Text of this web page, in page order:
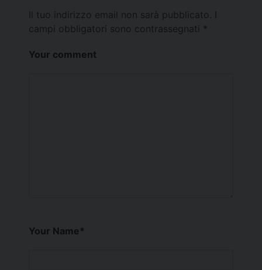
Il tuo indirizzo email non sarà pubblicato.
campi obbligatori sono contrassegnati *
Your comment
Your Name*